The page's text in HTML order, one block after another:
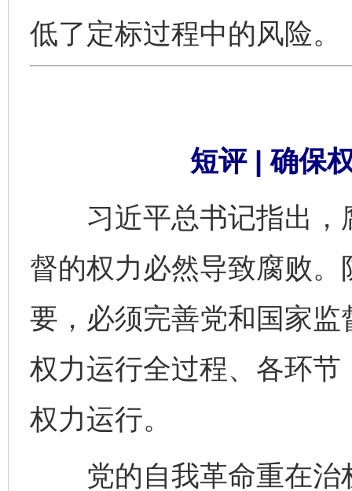
低了定标过程中的风险。
短评 | 确保
习近平总书记指出，
督的权力必然导致腐败
要，必须完善党和国家
权力运行全过程、各环
权力运行。
党的自我革命重在治